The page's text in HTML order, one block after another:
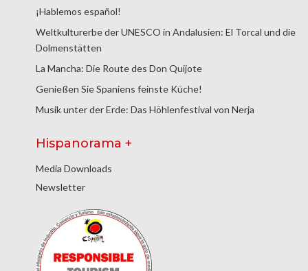
¡Hablemos español!
Weltkulturerbe der UNESCO in Andalusien: El Torcal und die
Dolmenstätten
La Mancha: Die Route des Don Quijote
Genießen Sie Spaniens feinste Küche!
Musik unter der Erde: Das Höhlenfestival von Nerja
Hispanorama +
Media Downloads
Newsletter